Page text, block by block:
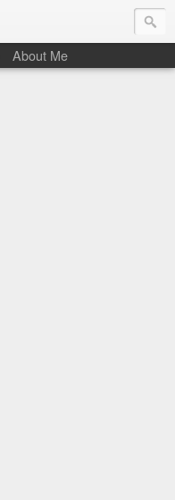
About Me